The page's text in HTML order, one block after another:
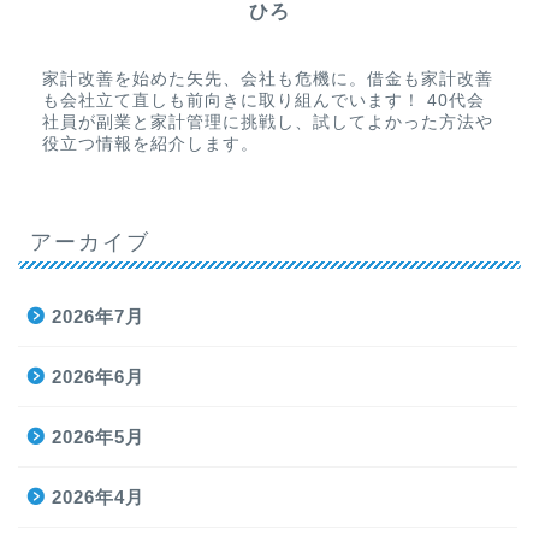
ひろ
家計改善を始めた矢先、会社も危機に。借金も家計改善
も会社立て直しも前向きに取り組んでいます！ 40代会
社員が副業と家計管理に挑戦し、試してよかった方法や
役立つ情報を紹介します。
アーカイブ
2026年7月
2026年6月
2026年5月
2026年4月